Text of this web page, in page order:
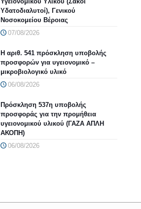
Υδατοδιαλυτοί), Γενικού
Νοσοκομείου Βέροιας
07/08/2026
Η αριθ. 541 πρόσκληση υποβολής
προσφορών για υγειονομικό –
μικροβιολογικό υλικό
06/08/2026
Πρόσκληση 537η υποβολής
προσφοράς για την προμήθεια
υγειονομικού υλικού (ΓΑΖΑ ΑΠΛΗ
ΑΚΟΠΗ)
06/08/2026